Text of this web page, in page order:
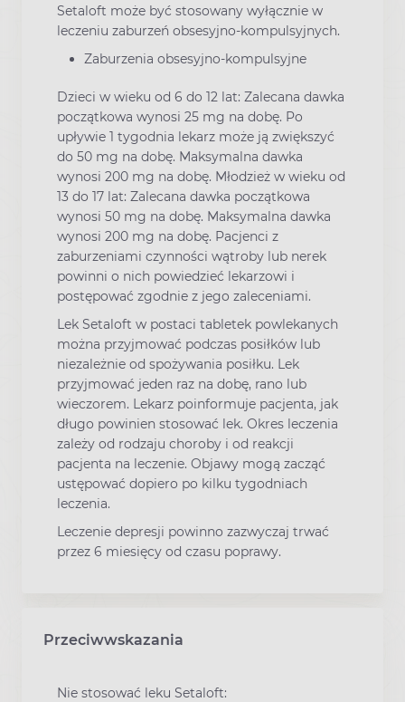
Setaloft może być stosowany wyłącznie w
leczeniu zaburzeń obsesyjno-kompulsyjnych.
Zaburzenia obsesyjno-kompulsyjne
Dzieci w wieku od 6 do 12 lat: Zalecana dawka
początkowa wynosi 25 mg na dobę. Po
upływie 1 tygodnia lekarz może ją zwiększyć
do 50 mg na dobę. Maksymalna dawka
wynosi 200 mg na dobę. Młodzież w wieku od
13 do 17 lat: Zalecana dawka początkowa
wynosi 50 mg na dobę. Maksymalna dawka
wynosi 200 mg na dobę. Pacjenci z
zaburzeniami czynności wątroby lub nerek
powinni o nich powiedzieć lekarzowi i
postępować zgodnie z jego zaleceniami.
Lek Setaloft w postaci tabletek powlekanych
można przyjmować podczas posiłków lub
niezależnie od spożywania posiłku. Lek
przyjmować jeden raz na dobę, rano lub
wieczorem. Lekarz poinformuje pacjenta, jak
długo powinien stosować lek. Okres leczenia
zależy od rodzaju choroby i od reakcji
pacjenta na leczenie. Objawy mogą zacząć
ustępować dopiero po kilku tygodniach
leczenia.
Leczenie depresji powinno zazwyczaj trwać
przez 6 miesięcy od czasu poprawy.
Przeciwwskazania
Nie stosować leku Setaloft: